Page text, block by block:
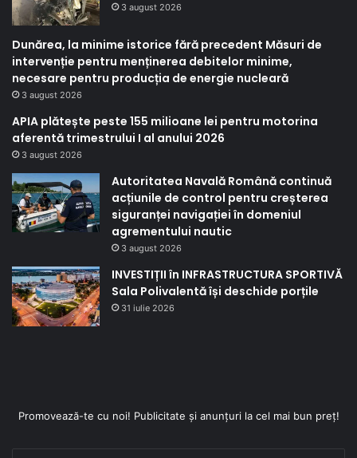
3 august 2026
Dunărea, la minime istorice fără precedent Măsuri de
intervenție pentru menținerea debitelor minime,
necesare pentru producția de energie nucleară
3 august 2026
APIA plătește peste 155 milioane lei pentru motorina
aferentă trimestrului I al anului 2026
3 august 2026
Autoritatea Navală Română continuă
acțiunile de control pentru creșterea
siguranței navigației în domeniul
agrementului nautic
3 august 2026
INVESTIȚII în INFRASTRUCTURA SPORTIVĂ
Sala Polivalentă își deschide porțile
31 iulie 2026
Promovează-te cu noi! Publicitate și anunțuri la cel mai bun preț!